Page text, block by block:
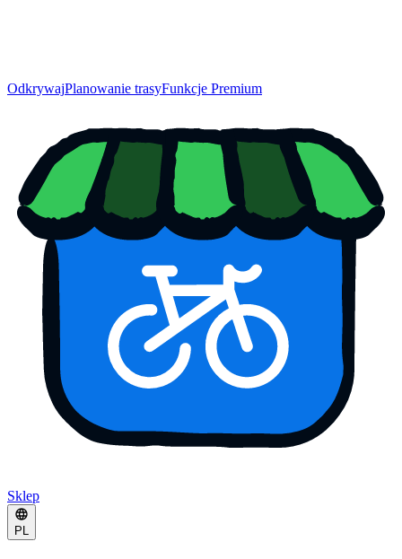
OdkrywajPlanowanie trasyFunkcje Premium
Sklep
PL